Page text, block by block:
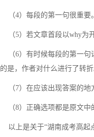
（4）每段的第一句很重要
（5）若文章首段以why为
（6）有时候每段的第一句
的是，作者对什么进行了转
（7）在应该出现答案的地
（8）正确选项都是原文中
以上是关于“湖南成考高起